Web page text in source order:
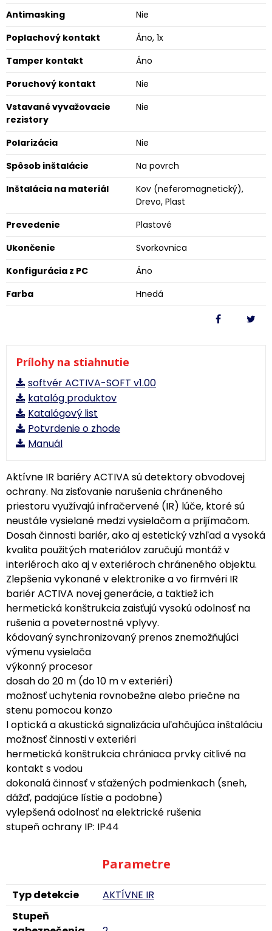
Antimasking
Nie
Poplachový kontakt
Áno, 1x
Tamper kontakt
Áno
Poruchový kontakt
Nie
Vstavané vyvažovacie
rezistory
Nie
Polarizácia
Nie
Spôsob inštalácie
Na povrch
Inštalácia na materiál
Kov (neferomagnetický),
Drevo, Plast
Prevedenie
Plastové
Ukončenie
Svorkovnica
Konfigurácia z PC
Áno
Farba
Hnedá
Prílohy na stiahnutie
softvér ACTIVA-SOFT v1.00
katalóg produktov
Katalógový list
Potvrdenie o zhode
Manuál
Aktívne IR bariéry ACTIVA sú detektory obvodovej
ochrany. Na zisťovanie narušenia chráneného
priestoru využívajú infračervené (IR) lúče, ktoré sú
neustále vysielané medzi vysielačom a prijímačom.
Dosah činnosti bariér, ako aj estetický vzhľad a vysoká
kvalita použitých materiálov zaručujú montáž v
interiéroch ako aj v exteriéroch chráneného objektu.
Zlepšenia vykonané v elektronike a vo firmvéri IR
bariér ACTIVA novej generácie, a taktiež ich
hermetická konštrukcia zaisťujú vysokú odolnosť na
rušenia a poveternostné vplyvy.
kódovaný synchronizovaný prenos znemožňujúci
výmenu vysielača
výkonný procesor
dosah do 20 m (do 10 m v exteriéri)
možnosť uchytenia rovnobežne alebo priečne na
stenu pomocou konzo
l optická a akustická signalizácia uľahčujúca inštaláciu
možnosť činnosti v exteriéri
hermetická konštrukcia chrániaca prvky citlivé na
kontakt s vodou
dokonalá činnosť v sťažených podmienkach (sneh,
dážď, padajúce lístie a podobne)
vylepšená odolnosť na elektrické rušenia
stupeň ochrany IP: IP44
Parametre
Typ detekcie
AKTÍVNE IR
Stupeň